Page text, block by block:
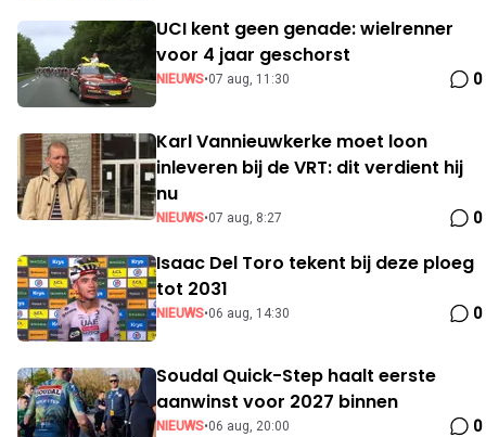
UCI kent geen genade: wielrenner
voor 4 jaar geschorst
NIEUWS•07 aug, 11:30 0
Karl Vannieuwkerke moet loon
inleveren bij de VRT: dit verdient hij
nu
NIEUWS•07 aug, 8:27 0
Isaac Del Toro tekent bij deze ploeg
tot 2031
NIEUWS•06 aug, 14:30 0
Soudal Quick-Step haalt eerste
aanwinst voor 2027 binnen
NIEUWS•06 aug, 20:00 0